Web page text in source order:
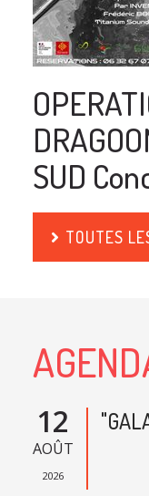
SUD
TOUTES
12
AOÛT
2026